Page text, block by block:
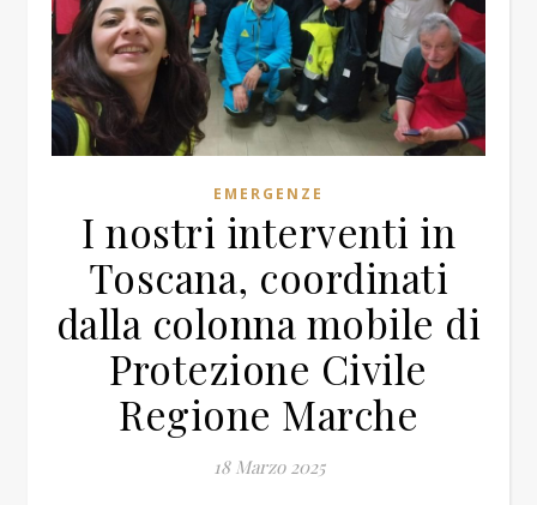
EMERGENZE
I nostri interventi in
Toscana, coordinati
dalla colonna mobile di
Protezione Civile
Regione Marche
18 Marzo 2025